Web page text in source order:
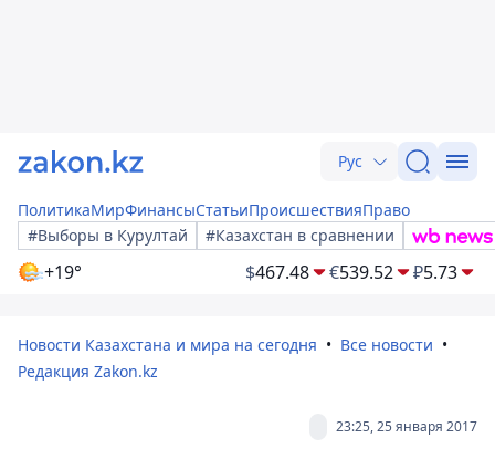
Рус
ПолитикаМирФинансыСтатьиПроисшествияПраво
#Выборы в Курултай
#Казахстан в сравнении
+19° $467.48 €539.52 ₽5.73
Новости Казахстана и мира на сегодня
Все новости
Редакция Zakon.kz
23:25, 25 января 2017